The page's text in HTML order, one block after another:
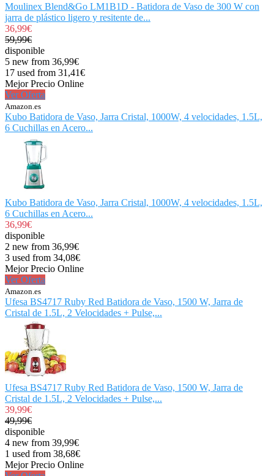
Moulinex Blend&Go LM1B1D - Batidora de Vaso de 300 W con
jarra de plástico ligero y resitente de...
36,99€
59,99€
disponible
5 new from 36,99€
17 used from 31,41€
Mejor Precio Online
Ver Oferta
Amazon.es
Kubo Batidora de Vaso, Jarra Cristal, 1000W, 4 velocidades, 1.5L,
6 Cuchillas en Acero...
Kubo Batidora de Vaso, Jarra Cristal, 1000W, 4 velocidades, 1.5L,
6 Cuchillas en Acero...
36,99€
disponible
2 new from 36,99€
3 used from 34,08€
Mejor Precio Online
Ver Oferta
Amazon.es
Ufesa BS4717 Ruby Red Batidora de Vaso, 1500 W, Jarra de
Cristal de 1.5L, 2 Velocidades + Pulse,...
Ufesa BS4717 Ruby Red Batidora de Vaso, 1500 W, Jarra de
Cristal de 1.5L, 2 Velocidades + Pulse,...
39,99€
49,99€
disponible
4 new from 39,99€
1 used from 38,68€
Mejor Precio Online